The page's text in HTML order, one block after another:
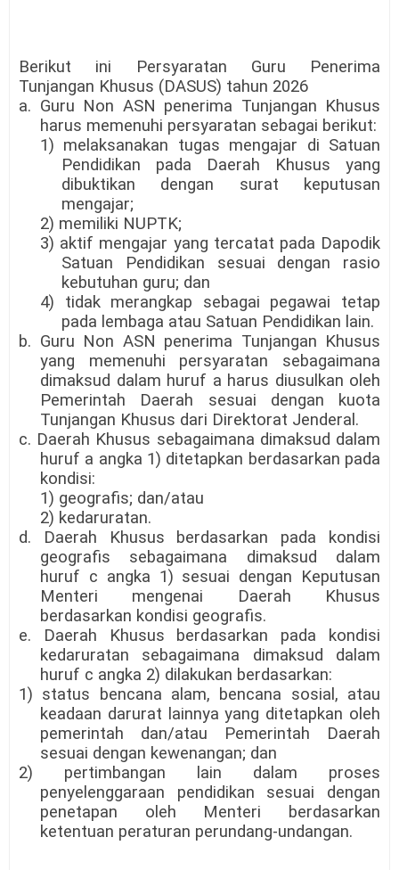
Berikut ini Persyaratan Guru Penerima
Tunjangan Khusus (DASUS) tahun 2026
a. Guru Non ASN penerima Tunjangan Khusus
harus memenuhi persyaratan sebagai berikut:
1) melaksanakan tugas mengajar di Satuan
Pendidikan pada Daerah Khusus yang
dibuktikan dengan surat keputusan
mengajar;
2) memiliki NUPTK;
3) aktif mengajar yang tercatat pada Dapodik
Satuan Pendidikan sesuai dengan rasio
kebutuhan guru; dan
4) tidak merangkap sebagai pegawai tetap
pada lembaga atau Satuan Pendidikan lain.
b. Guru Non ASN penerima Tunjangan Khusus
yang memenuhi persyaratan sebagaimana
dimaksud dalam huruf a harus diusulkan oleh
Pemerintah Daerah sesuai dengan kuota
Tunjangan Khusus dari Direktorat Jenderal.
c. Daerah Khusus sebagaimana dimaksud dalam
huruf a angka 1) ditetapkan berdasarkan pada
kondisi:
1) geografis; dan/atau
2) kedaruratan.
d. Daerah Khusus berdasarkan pada kondisi
geografis sebagaimana dimaksud dalam
huruf c angka 1) sesuai dengan Keputusan
Menteri mengenai Daerah Khusus
berdasarkan kondisi geografis.
e. Daerah Khusus berdasarkan pada kondisi
kedaruratan sebagaimana dimaksud dalam
huruf c angka 2) dilakukan berdasarkan:
1) status bencana alam, bencana sosial, atau
keadaan darurat lainnya yang ditetapkan oleh
pemerintah dan/atau Pemerintah Daerah
sesuai dengan kewenangan; dan
2) pertimbangan lain dalam proses
penyelenggaraan pendidikan sesuai dengan
penetapan oleh Menteri berdasarkan
ketentuan peraturan perundang-undangan.